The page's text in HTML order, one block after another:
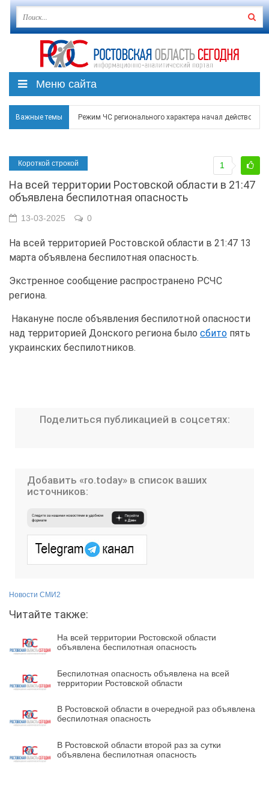
Меню сайта
Важные темы Режим ЧС регионального характера начал
В Ростове задержан подозреваемый в ночном
Над Ростовской областью в ночь на 8 августа сбито
Застройщики: градостроительная политика на Дону
Короткой строкой
На всей территории Ростовской области в 21:47
объявлена беспилотная опасность
1
13-03-2025 0
На всей территорией Ростовской области в 21:47 13
марта объявлена беспилотная опасность.
Экстренное сообщение распространено РСЧС
региона.
Накануне после объявления беспилотной опасности
над территорией Донского региона было сбито пять
украинских беспилотников.
Поделиться публикацией в соцсетях:
Добавить «ro.today» в список ваших
источников:
Новости СМИ2
Читайте также:
На всей территории Ростовской области
объявлена беспилотная опасность
Беспилотная опасность объявлена на всей
территории Ростовской области
В Ростовской области в очередной раз объявлена
беспилотная опасность
В Ростовской области второй раз за сутки
объявлена беспилотная опасность